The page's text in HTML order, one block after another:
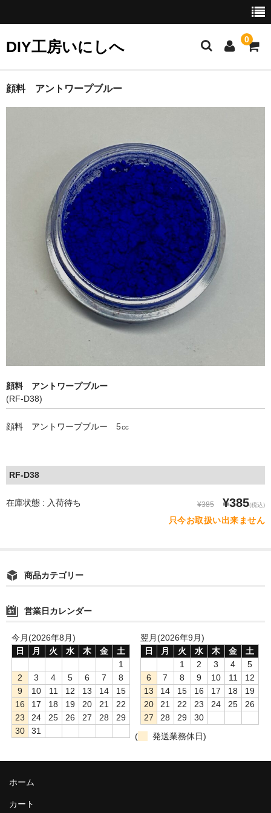
DIY工房いにしへ 0
お勧め商品
リタッチに
ギルディングに（金彩）
アップグレード
顔料単品【青系】
顔料単品【黄系】
顔料単品【緑系】
全商品
顔料 アントワープブルー
顔料 アントワープブルー
(RF-D38)
顔料 アントワープブルー 5㏄
RF-D38
在庫状態 : 入荷待ち ¥385 ¥385(税込)
只今お取扱い出来ません
商品カテゴリー
営業日カレンダー
今月(2026年8月)
日
月 火 水 木 金
土
1
2
3 4 5 6 7
8
9
10 11 12 13 14
15
16
17 18 19 20 21
22
23
24 25 26 27 28
29
30
31
翌月(2026年9月)
日
月 火 水 木 金
土
1
2 3 4
5
6
7 8 9 10 11
12
13
14 15 16 17 18
19
20
21 22 23 24 25
26
27
28 29
30
(
発送業務休日)
ホーム
カート